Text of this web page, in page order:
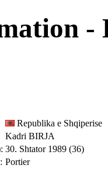
Republika e Shqiperise
Kadri BIRJA
30. Shtator 1989 (36)
Portier